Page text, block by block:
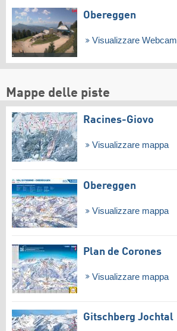
Obereggen
Visualizzare Webcam
Mappe delle piste
Racines-Giovo
Visualizzare mappa
Obereggen
Visualizzare mappa
Plan de Corones
Visualizzare mappa
Gitschberg Jochtal